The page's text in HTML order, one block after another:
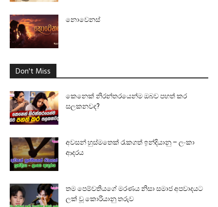
නොවෙනස්
Don't Miss
කෙනෙක් නිරන්තරයෙන්ම ඔබව පහත් කර
සලකනවද?
අවසන් හුස්මතෙක් රැකගත් ඉන්දියානු – ලංකා
ආදරය
තම පෙම්වතියගේ මරණය නිසා සමාජ අපවාදයට
ලක් වූ කොරියානු තරුව